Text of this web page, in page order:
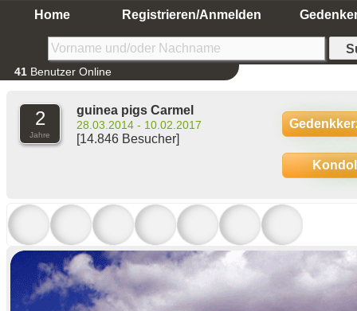
Home Registrieren/Anmelden
41 Benutzer Online
2
Jahre
guinea pigs Carmel
28.03.2014 - 10.02.2017
[14.846 Besucher]